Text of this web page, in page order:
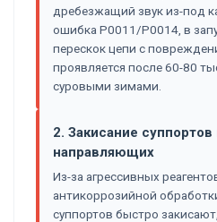
дребезжащий звук из-под
ошибка P0011/P0014, в
перескок цепи с
проявляется после 60-80
суровыми зимами.
2. Закисание суппортов
направляющих
Из-за агрессивных
антикоррозийной
суппортов быстро